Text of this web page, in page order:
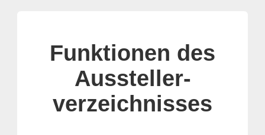
Funktionen des
Aussteller-
verzeichnisses